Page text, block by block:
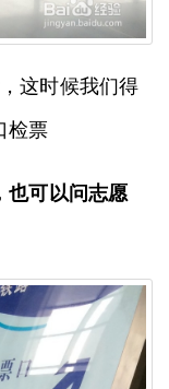
这时候我们得
检票
也可以问志愿